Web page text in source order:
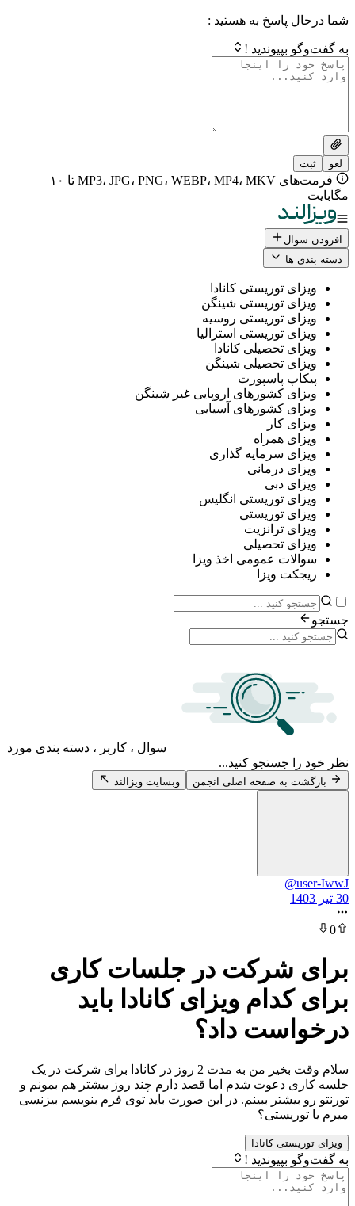
پاسخ به هستید :
!
فرمت‌های MP3، JPG، PNG، WEBP، MP4، MKV تا ۱۰
ها
توریستی کانادا
توریستی شینگن
توریستی روسیه
توریستی استرالیا
تحصیلی کانادا
تحصیلی شینگن
پاسپورت
کشورهای اروپایی غیر شینگن
کشورهای آسیایی
کار
همراه
سرمایه گذاری
درمانی
دبی
توریستی انگلیس
توریستی
ترانزیت
تحصیلی
عمومی اخذ ویزا
ویزا
سوال ، کاربر ، دسته بندی مورد
جستجو کنید...
به صفحه اصلی انجمن وبسایت ویزالند
شرکت در جلسات کاری
ویزای کانادا باید
داد؟
سلام وقت بخیر من به مدت 2 روز در کانادا برای شرکت در یک
دعوت شدم اما قصد دارم چند روز بیشتر هم بمونم و
ببینم. در این صورت باید توی فرم بنویسم بیزنسی
کانادا
!